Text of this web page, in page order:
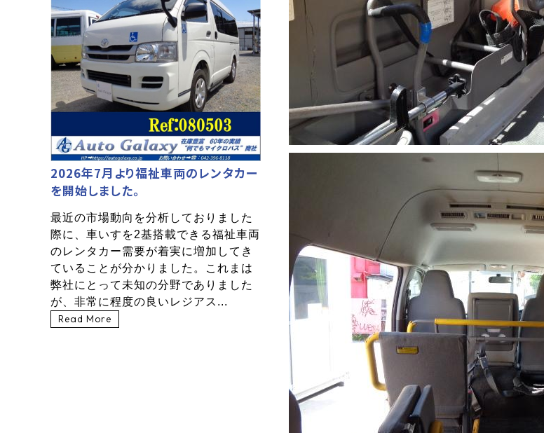
2026年7月より福祉車両のレンタカー
を開始しました。
最近の市場動向を分析しておりました
際に、車いすを2基搭載できる福祉車両
のレンタカー需要が着実に増加してき
ていることが分かりました。これまは
弊社にとって未知の分野でありました
が、非常に程度の良いレジアス...
Read More